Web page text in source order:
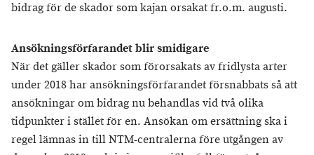
bidrag för de skador som kajan orsakat fr.o.m. augusti.
Ansökningsförfarandet blir smidigare
När det gäller skador som förorsakats av fridlysta arter
under 2018 har ansökningsförfarandet försnabbats så att
ansökningar om bidrag nu behandlas vid två olika
tidpunkter i stället för en. Ansökan om ersättning ska i
regel lämnas in till NTM-centralerna före utgången av